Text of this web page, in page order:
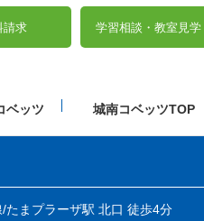
請求 学習相談・ 教室見学
ベッツ 城南コベッツTOP
たまプラーザ駅 北口 徒歩4分